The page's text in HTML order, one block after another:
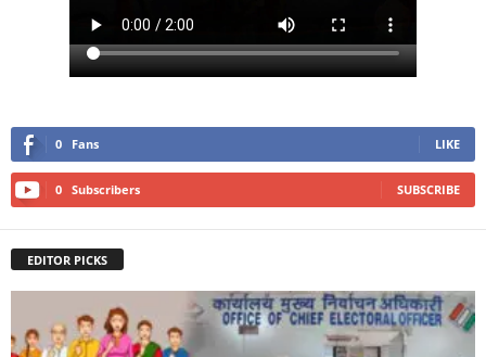
0 Fans LIKE
0 Subscribers SUBSCRIBE
EDITOR PICKS